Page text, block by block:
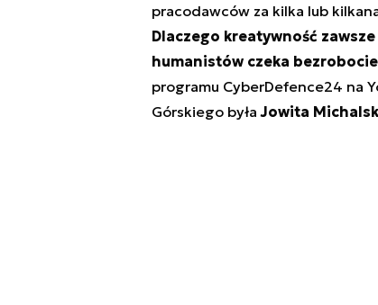
pracodawców za kilka lub
Dlaczego kreatywność
humanistów czeka bezrobocie
programu CyberDefence24 na
Górskiego byłaJowita